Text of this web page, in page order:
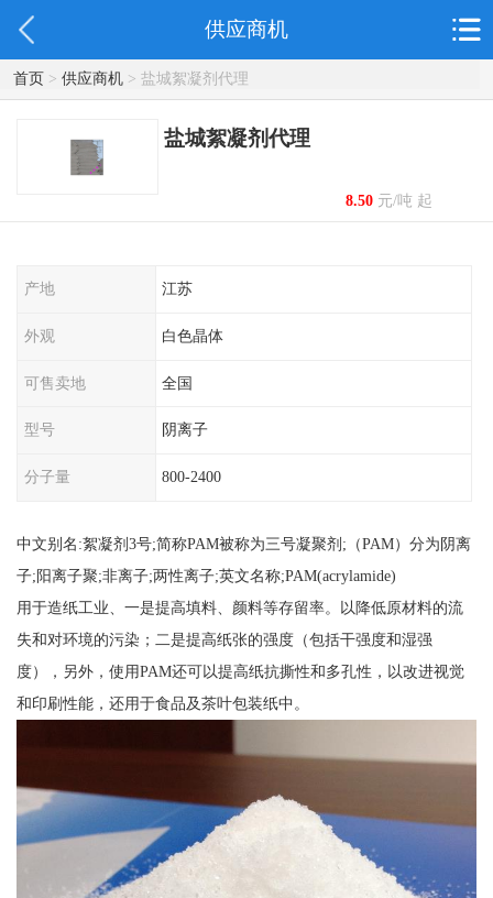
供应商机
首页> 供应商机> 盐城絮凝剂代理
盐城絮凝剂代理
8.50元/吨 起
产地 江苏
外观 白色晶体
可售卖地 全国
型号 阴离子
分子量 800-2400
中文别名:絮凝剂3号;简称PAM被称为三号凝聚剂;（PAM）分为阴离
子;阳离子聚;非离子;两性离子;英文名称;PAM(acrylamide)
用于造纸工业、一是提高填料、颜料等存留率。以降低原材料的流
失和对环境的污染；二是提高纸张的强度（包括干强度和湿强
度），另外，使用PAM还可以提高纸抗撕性和多孔性，以改进视觉
和印刷性能，还用于食品及茶叶包装纸中。